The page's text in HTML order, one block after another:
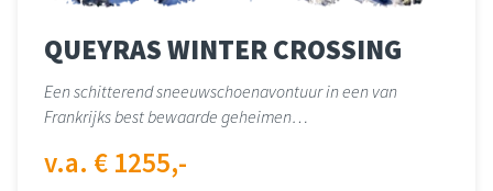
QUEYRAS WINTER CROSSING
Een schitterend sneeuwschoenavontuur in een van
Frankrijks best bewaarde geheimen…
v.a. € 1255,-